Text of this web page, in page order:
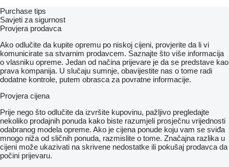
Purchase tips
Savjeti za sigurnost
Provjera prodavca
Ako odlučite da kupite opremu po niskoj cijeni, provjerite da li vi
komunicirate sa stvarnim prodavcem. Saznajte što više informacija
o vlasniku opreme. Jedan od načina prijevare je da se predstave kao
prava kompanija. U slučaju sumnje, obavijestite nas o tome radi
dodatne kontrole, putem obrasca za povratne informacije.
Provjera cijena
Prije nego što odlučite da izvršite kupovinu, pažljivo pregledajte
nekoliko prodajnih ponuda kako biste razumjeli prosječnu vrijednosti
odabranog modela opreme. Ako je cijena ponude koju vam se sviđa
mnogo niža od sličnih ponuda, razmislite o tome. Značajna razlika u
cijeni može ukazivati ​​na skrivene nedostatke ili pokušaj prodavca da
počini prijevaru.